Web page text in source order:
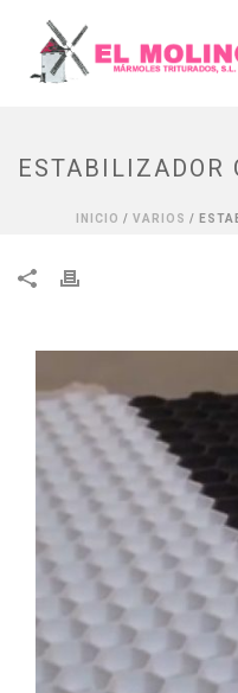
ESTABILIZADOR
INICIO / VARIOS /